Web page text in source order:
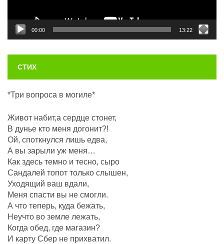
00:00 13:22
СТИХ
*Три вопроса в могиле*
Живот набит,а сердце стонет,
В дунье кто меня догонит?!
Ой, споткнулся лишь едва,
А вы зарыли уж меня…
Как здесь темно и тесно, сыро
Сандалей топот только слышен,
Уходящий ваш вдали,
Меня спасти вы не смогли.
А что теперь, куда бежать,
Неучто во земле лежать,
Когда обед, где магазин?
И карту Сбер не прихватил.